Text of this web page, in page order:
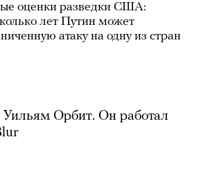
оценки разведки США:
лет Путин может
атаку на одну из стран
Орбит. Он работал